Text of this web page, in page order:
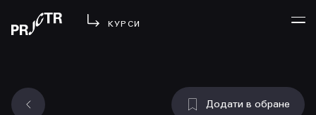
КУРСИ
УВІЙТИ
Додати в обране